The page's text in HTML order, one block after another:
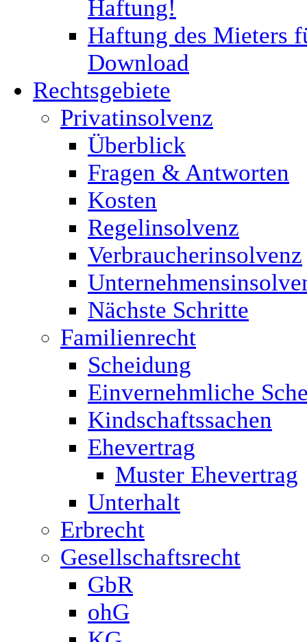
Haftung!
Haftung des Mieters
Download
Rechtsgebiete
Privatinsolvenz
Überblick
Fragen & Antworten
Kosten
Regelinsolvenz
Verbraucherinsolvenz
Nächste Schritte
Familienrecht
Scheidung
Einvernehmliche
Kindschaftssachen
Ehevertrag
Muster Ehevertrag
Unterhalt
Erbrecht
Gesellschaftsrecht
GbR
ohG